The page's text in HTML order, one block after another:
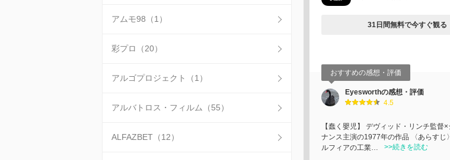
アムモ98（1）
彩プロ（20）
アルゴプロジェクト（1）
アルバトロス・フィルム（55）
ALFAZBET（12）
31日間無料で今すぐ観る
おすすめの感想・評価
Eyesworthの感想・評価
4.5
【蠢く嬰児】 デヴィッド・リンチ監督×
ナンス主演の1977年の作品 〈あらすじ
ルフィアの工業…
>>続きを読む